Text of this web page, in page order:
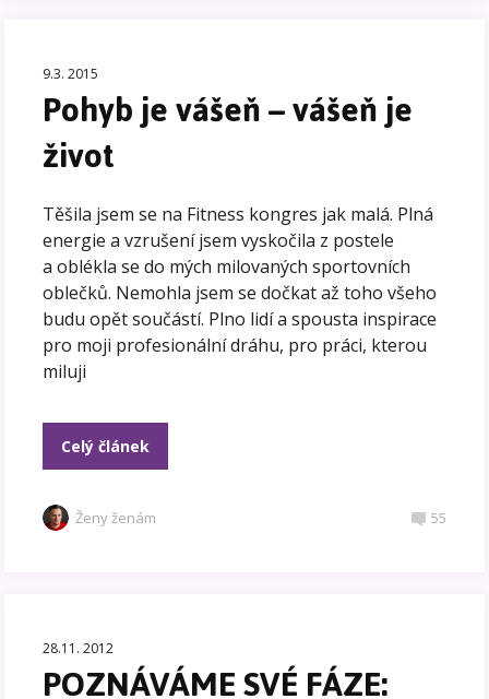
9.3. 2015
Pohyb je vášeň – vášeň je
život
Těšila jsem se na Fitness kongres jak malá. Plná
energie a vzrušení jsem vyskočila z postele
a oblékla se do mých milovaných sportovních
oblečků. Nemohla jsem se dočkat až toho všeho
budu opět součástí. Plno lidí a spousta inspirace
pro moji profesionální dráhu, pro práci, kterou
miluji
Celý článek
Ženy ženám 55
28.11. 2012
POZNÁVÁME SVÉ FÁZE: